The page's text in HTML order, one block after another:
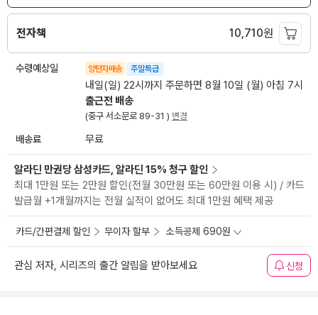
전자책 10,710원
수령예상일 양탄자배송 주말특급
내일(일) 22시까지 주문하면 8월 10일 (월) 아침 7시
출근전 배송
(중구 서소문로 89-31 ) 변경
배송료 무료
알라딘 만권당 삼성카드, 알라딘 15% 청구 할인
최대 1만원 또는 2만원 할인(전월 30만원 또는 60만원 이용 시) / 카드
발급월 +1개월까지는 전월 실적이 없어도 최대 1만원 혜택 제공
카드/간편결제 할인 무이자 할부 소득공제 690원
관심 저자, 시리즈의 출간 알림을 받아보세요 신청